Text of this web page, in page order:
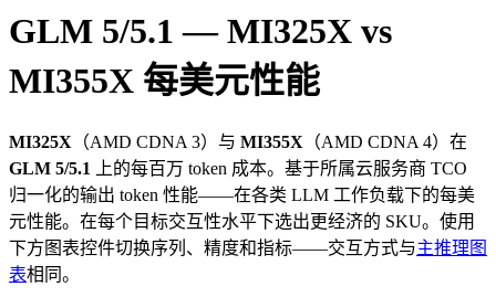
GLM 5/5.1 — MI325X vs
MI355X 每美元性能
MI325X （AMD CDNA 3）与 MI355X （AMD CDNA 4）在
GLM 5/5.1
上的每百万 token 成本。基于所属云服务商 TCO
归一化的输出 token 性能——在各类 LLM 工作负载下的每美
元性能。在每个目标交互性水平下选出更经济的 SKU。使用
下方图表控件切换序列、精度和指标——交互方式与主推理图
表相同。